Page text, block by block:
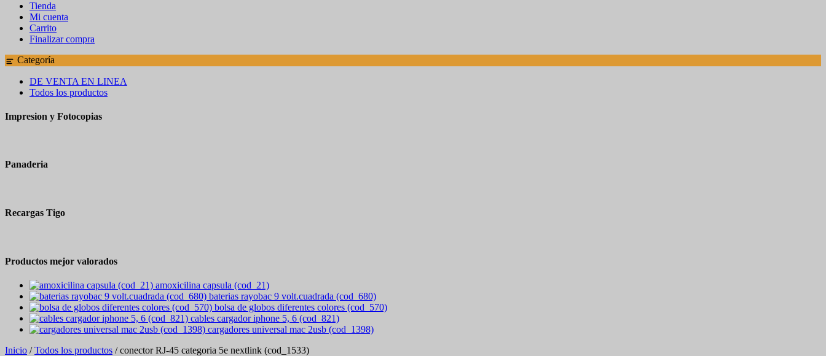
Tienda
Mi cuenta
Carrito
Finalizar compra
Categoría
DE VENTA EN LINEA
Todos los productos
Impresion y Fotocopias
Panaderia
Recargas Tigo
Productos mejor valorados
amoxicilina capsula (cod_21)
baterias rayobac 9 volt.cuadrada (cod_680)
bolsa de globos diferentes colores (cod_570)
cables cargador iphone 5, 6 (cod_821)
cargadores universal mac 2usb (cod_1398)
Inicio /Todos los productos / conector RJ-45 categoria 5e nextlink (cod_1533)